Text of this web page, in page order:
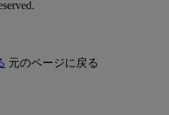
元のページに戻る